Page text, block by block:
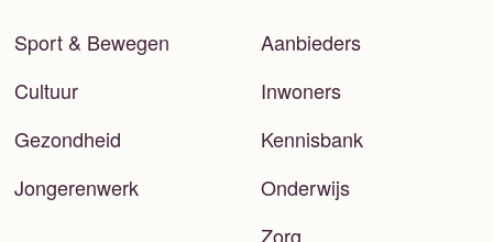
Sport & Bewegen
Cultuur
Gezondheid
Jongerenwerk
Aanbieders
Inwoners
Kennisbank
Onderwijs
Zorg